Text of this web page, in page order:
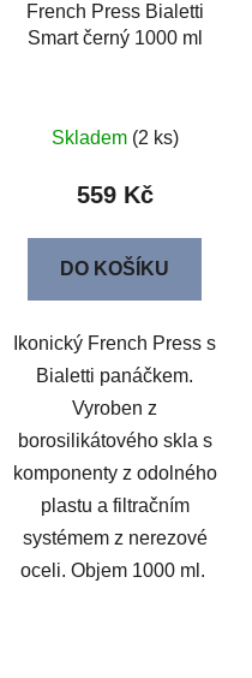
French Press Bialetti
Smart černý 1000 ml
Skladem (2 ks)
559 Kč
DO KOŠÍKU
Ikonický French Press s
Bialetti panáčkem.
Vyroben z
borosilikátového skla s
komponenty z odolného
plastu a filtračním
systémem z nerezové
oceli. Objem 1000 ml.